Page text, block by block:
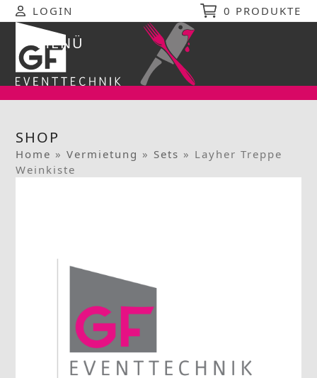
Skip
to
LOGIN 0 PRODUKTE
MENÜ
Open
mobile
menu
Close
mobile
menu
SHOP
Home »Vermietung » Sets » Layher Treppe
Weinkiste